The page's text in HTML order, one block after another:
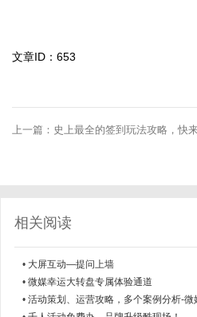
文章ID：653
上一篇： 史上最全的签到玩法攻略，快
相关阅读
• 大屏互动—提问上墙
• 微媒幸运大转盘专属体验通道
• 活动策划、运营攻略，多个案例分析-微